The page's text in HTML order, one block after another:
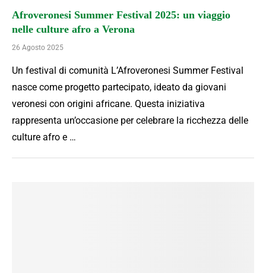
Afroveronesi Summer Festival 2025: un viaggio
nelle culture afro a Verona
26 Agosto 2025
Un festival di comunità L’Afroveronesi Summer Festival
nasce come progetto partecipato, ideato da giovani
veronesi con origini africane. Questa iniziativa
rappresenta un’occasione per celebrare la ricchezza delle
culture afro e …